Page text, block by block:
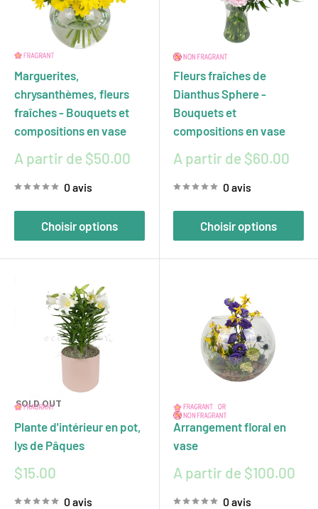
Marguerites,
chrysanthèmes, fleurs
fraîches - Bouquets et
compositions en vase
Prix
réduit
A partir de $50.00
0 avis
Choisir options
Fleurs fraîches de
Dianthus Sphere -
Bouquets et
compositions en vase
Prix
réduit
A partir de $60.00
0 avis
Choisir options
SOLD OUT
Plante d'intérieur en pot,
lys de Pâques
Prix
$15.00
0 avis
Arrangement floral en
vase
Prix
réduit
A partir de $100.00
0 avis